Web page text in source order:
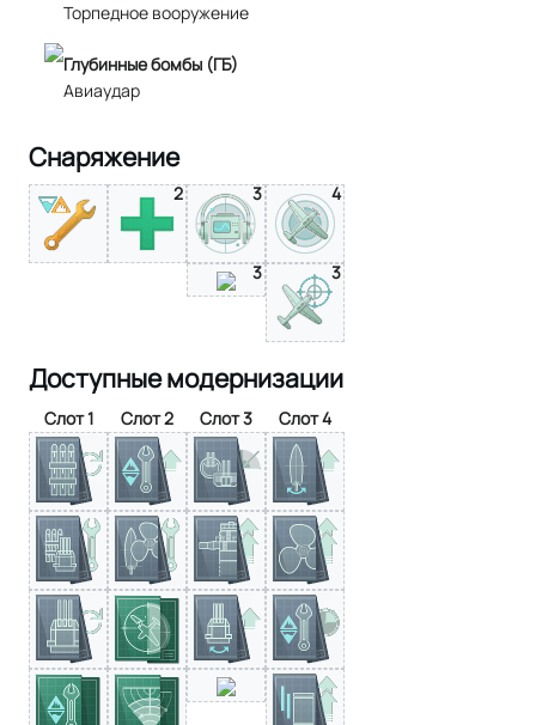
Торпедное вооружение
Глубинные бомбы (ГБ)
Авиаудар
Снаряжение
2 3
3
4
3
Доступные модернизации
Слот 1 Слот 2 Слот 3 Слот 4